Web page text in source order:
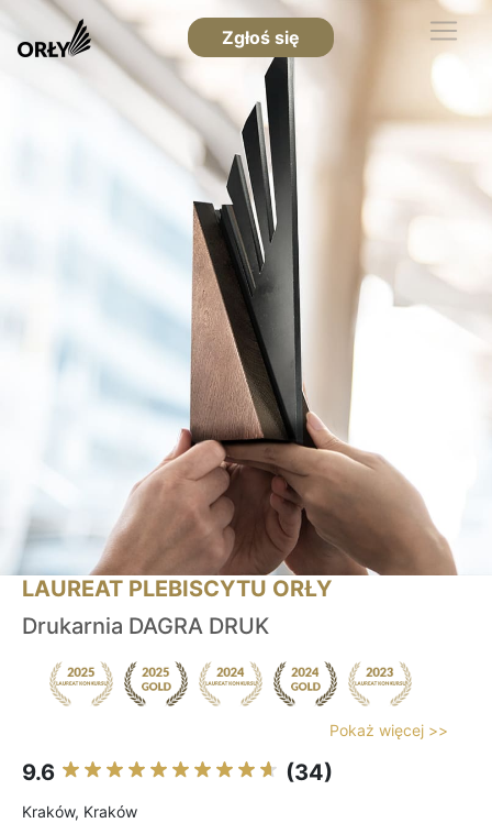
Zgłoś się
LAUREAT PLEBISCYTU ORŁY
Drukarnia DAGRA DRUK
Pokaż więcej >>
9.6 (34)
Kraków, Kraków